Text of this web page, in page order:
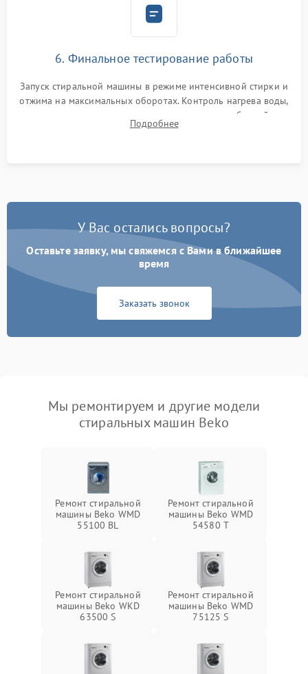
6. Финальное тестирование работы
Запуск стиральной машины в режиме интенсивной стирки и
отжима на максимальных оборотах. Контроль нагрева воды,
корректности слива, отсутствия излишних вибраций,
посторонних стуков и протечек под корпусом.
Подробнее
У Вас остались вопросы?
Оставьте заявку, мы свяжемся с Вами в ближайшее
время
Заказать звонок
Мы ремонтируем и другие модели
стиральных машин Beko
Ремонт стиральной
машины Beko WMD
55100 BL
Ремонт стиральной
машины Beko WMD
54580 T
Ремонт стиральной
машины Beko WKD
63500 S
Ремонт стиральной
машины Beko WMD
75125 S